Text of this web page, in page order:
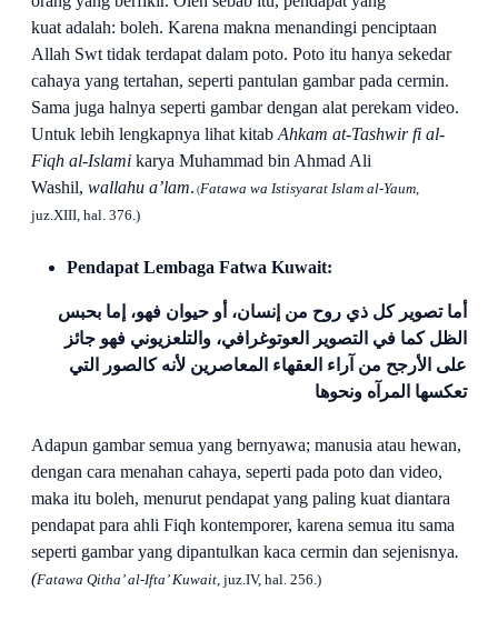
kuat adalah: boleh. Karena makna menandingi penciptaan
Allah Swt tidak terdapat dalam poto. Poto itu hanya sekedar
cahaya yang tertahan, seperti pantulan gambar pada cermin.
Sama juga halnya seperti gambar dengan alat perekam video.
Untuk lebih lengkapnya lihat kitab Ahkam at-Tashwir fi al-
Fiqh al-Islami karya Muhammad bin Ahmad Ali
Washil, wallahu a’lam. (Fatawa wa Istisyarat Islam al-Yaum,
juz.XIII, hal. 376.)
Pendapat Lembaga Fatwa Kuwait:
أما تصوير كل ذي روح من إنسان، أو حيوان فهو، إما بحبس
الظل كما في التصوير العوتوغرافي، والتلعزيوني فهو جائز
على الأرجح من آراء العقهاء المعاصرين لأنه كالصور التي
تعكسها المرآه ونحوها
Adapun gambar semua yang bernyawa; manusia atau hewan,
dengan cara menahan cahaya, seperti pada poto dan video,
maka itu boleh, menurut pendapat yang paling kuat diantara
pendapat para ahli Fiqh kontemporer, karena semua itu sama
seperti gambar yang dipantulkan kaca cermin dan sejenisnya.
(Fatawa Qitha’ al-Ifta’ Kuwait, juz.IV, hal. 256.)